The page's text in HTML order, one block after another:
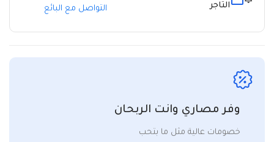
التاجر
التواصل مع البائع
وفر مصاري وانت الربحان
خصومات عالية مثل ما بتحب